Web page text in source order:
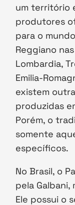
um território
produtores
para o
Reggiano
Lombardia,
Emilia-
existem
produzidas
Porém, o
somente
específicos.
No Brasil, o
pela Galbani,
Ele possui o